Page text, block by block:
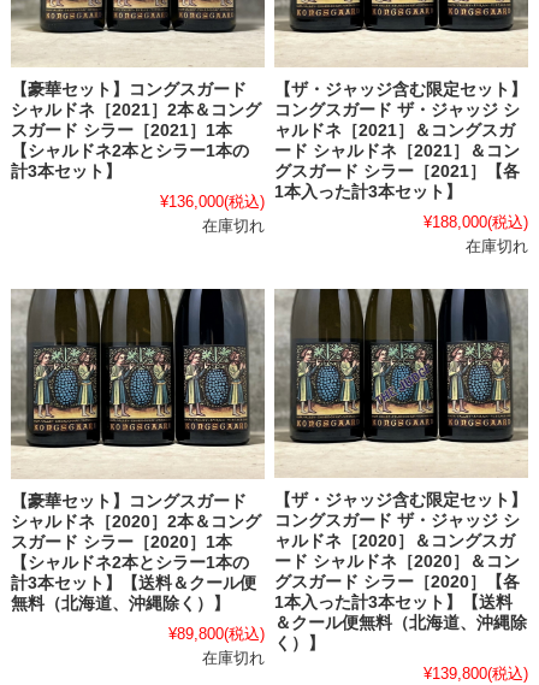
【豪華セット】コングスガード
シャルドネ［2021］2本＆コング
スガード シラー［2021］1本
【シャルドネ2本とシラー1本の
計3本セット】
¥136,000(税込)
在庫切れ
【ザ・ジャッジ含む限定セット】
コングスガード ザ・ジャッジ シ
ャルドネ［2021］＆コングスガ
ード シャルドネ［2021］＆コン
グスガード シラー［2021］【各
1本入った計3本セット】
¥188,000(税込)
在庫切れ
【豪華セット】コングスガード
シャルドネ［2020］2本＆コング
スガード シラー［2020］1本
【シャルドネ2本とシラー1本の
計3本セット】【送料＆クール便
無料（北海道、沖縄除く）】
¥89,800(税込)
在庫切れ
【ザ・ジャッジ含む限定セット】
コングスガード ザ・ジャッジ シ
ャルドネ［2020］＆コングスガ
ード シャルドネ［2020］＆コン
グスガード シラー［2020］【各
1本入った計3本セット】【送料
＆クール便無料（北海道、沖縄除
く）】
¥139,800(税込)